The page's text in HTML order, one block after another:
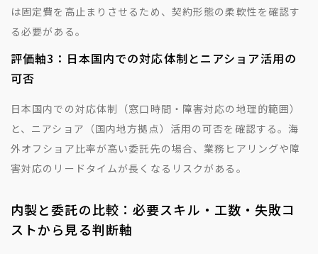
は固定費を高止まりさせるため、契約形態の柔軟性を確認す
る必要がある。
評価軸3：日本国内での対応体制とニアショア活用の
可否
日本国内での対応体制（窓口時間・障害対応の地理的範囲）
と、ニアショア（国内地方拠点）活用の可否を確認する。海
外オフショア比率が高い委託先の場合、業務ヒアリングや障
害対応のリードタイムが長くなるリスクがある。
内製と委託の比較：必要スキル・工数・失敗コ
ストから見る判断軸